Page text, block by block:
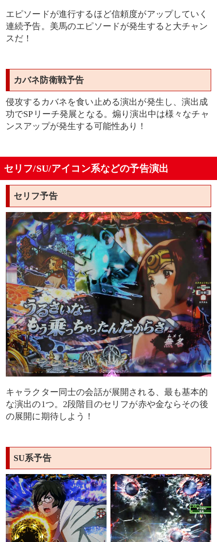
エピソードが進行するほど信頼度がアップしていく
連続予告。美馬のエピソードが発生すると大チャン
スだ！
カバネ防衛戦予告
侵攻するカバネを食い止める演出が発生し、演出成
功でSPリーチ発展となる。煽り演出中は様々なチャ
ンスアップが発生する可能性あり！
セリフ/SU/アイコン系などの予告演出
セリフ予告
キャラクター同士の会話が展開される、最も基本的
な演出の1つ。2段階目のセリフが赤や金ならその後
の展開に期待しよう！
SU系予告